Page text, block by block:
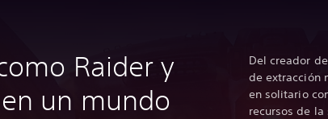
Raider y
un mundo
Del creador de
de extracción
en solitario
recursos de